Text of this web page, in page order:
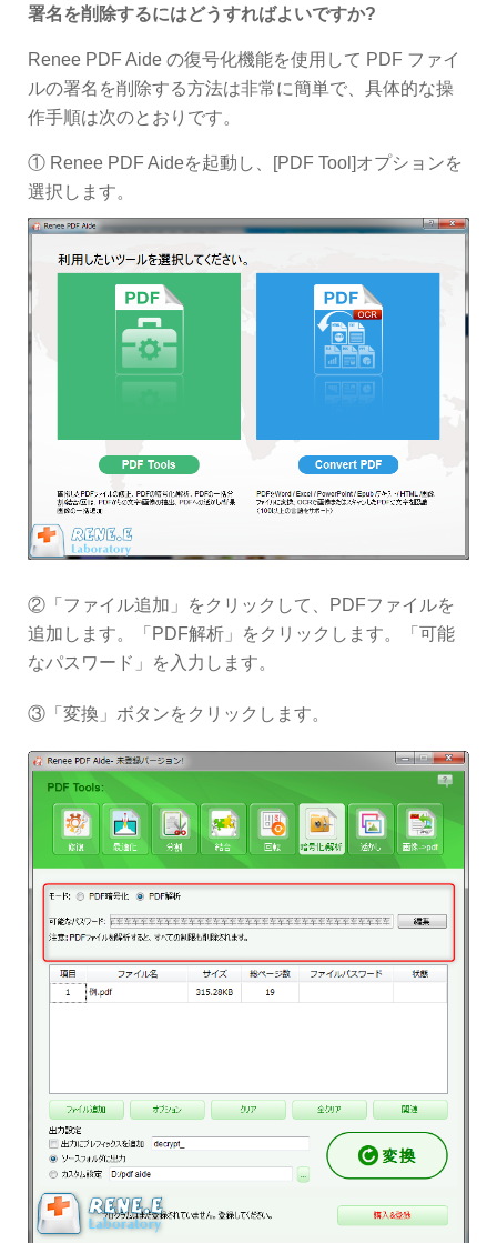
署名を削除するにはどうすればよいですか?
Renee PDF Aide の復号化機能を使用して PDF ファイ
ルの署名を削除する方法は非常に簡単で、具体的な操
作手順は次のとおりです。
① Renee PDF Aideを起動し、[PDF Tool]オプションを
選択します。
②「ファイル追加」をクリックして、PDFファイルを
追加します。「PDF解析」をクリックします。「可能
なパスワード」を入力します。
③「変換」ボタンをクリックします。